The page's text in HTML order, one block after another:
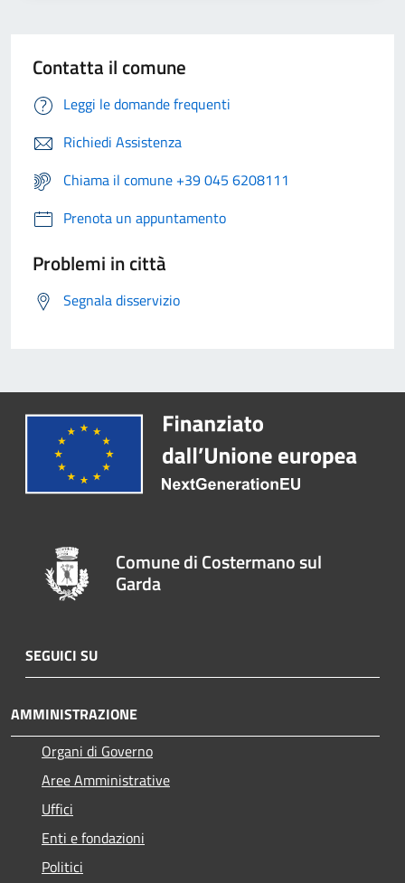
Contatta il comune
Leggi le domande frequenti
Richiedi Assistenza
Chiama il comune +39 045 6208111
Prenota un appuntamento
Problemi in città
Segnala disservizio
Comune di Costermano sul
Garda
SEGUICI SU
AMMINISTRAZIONE
Organi di Governo
Aree Amministrative
Uffici
Enti e fondazioni
Politici